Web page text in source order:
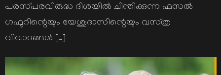
പരസ്‌പരവിരുദ്ധ ദിശയില്‍ ചിന്തിക്കുന്ന ഫസല്‍
ഗഫൂറിന്റെയും യേശുദാസിന്റെയും വസ്‌ത്ര
വിവാദങ്ങള്‍ […]